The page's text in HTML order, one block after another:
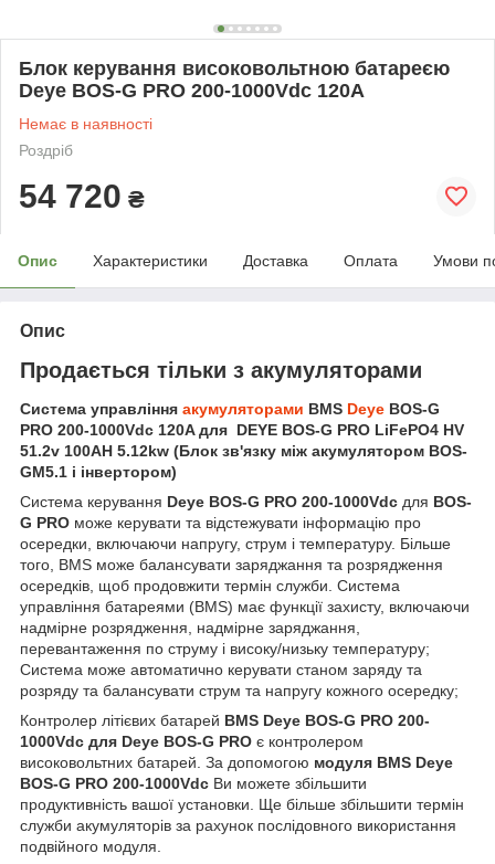
Блок керування високовольтною батареєю
Deye BOS-G PRO 200-1000Vdc 120A
Немає в наявності
Роздріб
54 720 ₴
Опис Характеристики Доставка Оплата Умови
Опис
Продається тільки з акумуляторами
Система управління акумуляторами BMS Deye BOS-G
PRO 200-1000Vdc 120A для DEYE BOS-G PRO LiFePO4 HV
51.2v 100AH 5.12kw (Блок зв'язку між акумулятором BOS-
GM5.1 і інвертором)
Система керування Deye BOS-G PRO 200-1000Vdc для BOS-
G PRO може керувати та відстежувати інформацію про
осередки, включаючи напругу, струм і температуру. Більше
того, BMS може балансувати заряджання та розрядження
осередків, щоб продовжити термін служби. Система
управління батареями (BMS) має функції захисту, включаючи
надмірне розрядження, надмірне заряджання,
перевантаження по струму і високу/низьку температуру;
Система може автоматично керувати станом заряду та
розряду та балансувати струм та напругу кожного осередку;
Контролер літієвих батарей BMS Deye BOS-G PRO 200-
1000Vdc для Deye BOS-G PRO є контролером
високовольтних батарей. За допомогою модуля BMS Deye
BOS-G PRO 200-1000Vdc Ви можете збільшити
продуктивність вашої установки. Ще більше збільшити термін
служби акумуляторів за рахунок послідовного використання
подвійного модуля.